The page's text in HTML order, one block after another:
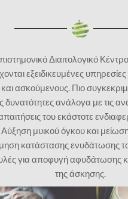
Διαιτολογικό
εξειδικευμένες
ασκούμενους. Πιο
δυνατότητες ανάλογα με τις
του εκάστοτε
Αύξηση μυικού όγκου και
κατάστασης ενυδάτωσης
για αποφυγή αφυδάτωσης
της άσκησης.